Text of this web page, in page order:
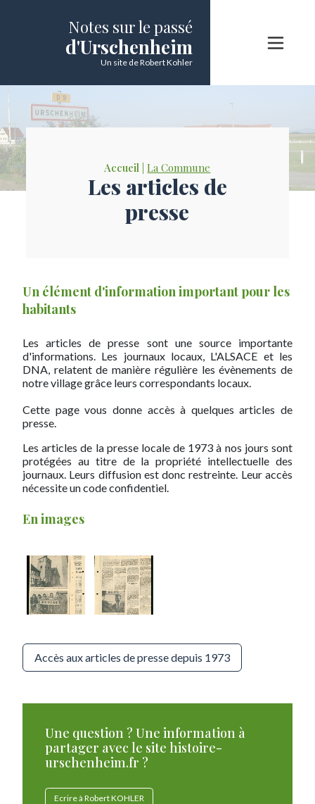
Notes sur le passé
d'Urschenheim
Un site de Robert Kohler
Accueil |La Commune
Les articles de
presse
Un élément d'information important pour les
habitants
Les articles de presse sont une source importante
d'informations. Les journaux locaux, L'ALSACE et les
DNA, relatent de manière régulière les évènements de
notre village grâce leurs correspondants locaux.
Cette page vous donne accès à quelques articles de
presse.
Les articles de la presse locale de 1973 à nos jours sont
protégées au titre de la propriété intellectuelle des
journaux. Leurs diffusion est donc restreinte. Leur accès
nécessite un code confidentiel.
En images
Accès aux articles de presse depuis 1973
Une question ? Une information à
partager avec le site histoire-
urschenheim.fr ?
Ecrire à Robert KOHLER